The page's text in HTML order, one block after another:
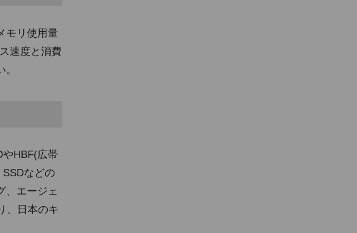
モリ使用量
速度と消費
HBF(広帯
などの
、エージェ
、日本のキ